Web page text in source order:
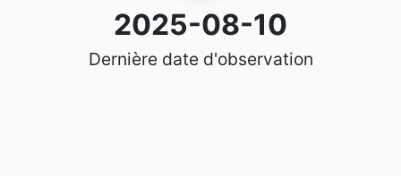
2025-08-10
Dernière date d'observation